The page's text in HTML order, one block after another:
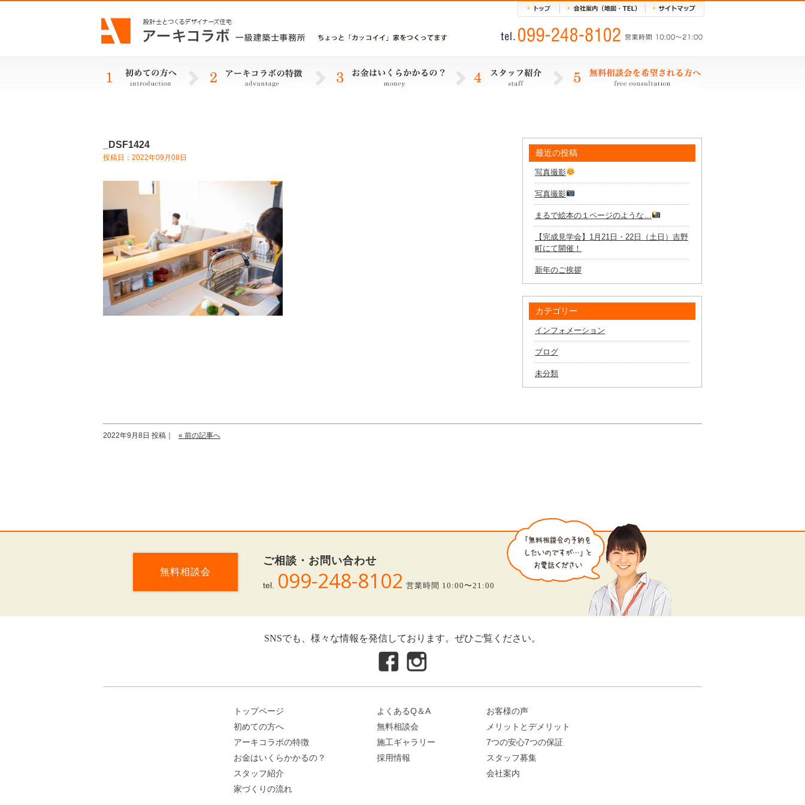
_DSF1424
投稿日：2022年09月08日 最近の投稿
写真撮影
写真撮影
まるで絵本の１ページのような…
【完成見学会】1月21日・22日（土日）吉野
町にて開催！
新年のご挨拶
カテゴリー
インフォメーション
ブログ
未分類
2022年9月8日 投稿｜ « 前の記事へ
ご相談・お問い合わせ
tel. 099-248-8102 営業時間 10:00〜21:00
無料相談会
SNSでも、様々な情報を発信しております。ぜひご覧ください。
トップページ
初めての方へ
アーキコラボの特徴
お金はいくらかかるの？
スタッフ紹介
家づくりの流れ
よくあるQ＆A
無料相談会
施工ギャラリー
採用情報
お客様の声
メリットとデメリット
7つの安心7つの保証
スタッフ募集
会社案内